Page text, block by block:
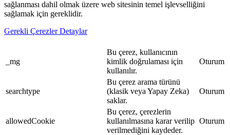
sağlanması dahil olmak üzere web sitesinin temel işlevselliğini
sağlamak için gereklidir.
Gerekli Çerezler Detaylar
_mg
Bu çerez, kullanıcının
kimlik doğrulaması için
kullanılır.
Oturum
searchtype
Bu çerez arama türünü
(klasik veya Yapay Zeka)
saklar.
Oturum
allowedCookie
Bu çerez, çerezlerin
kullanılmasına karar verilip
verilmediğini kaydeder.
Oturum